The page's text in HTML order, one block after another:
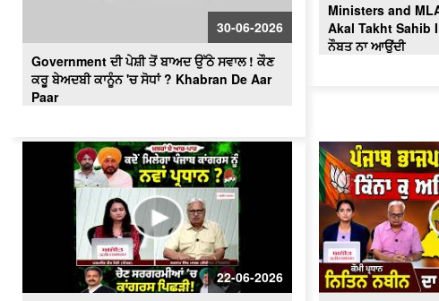
30-06-2026
Government ਦੀ ਪੇਸ਼ੀ ਤੋਂ ਬਾਅਦ ਉੱਠੇ ਸਵਾਲ ! ਕੌਣ
ਕਰੂ ਬੇਅਦਬੀ ਕਾਨੂੰਨ 'ਚ ਸੋਧਾਂ ? Khabran De Aar
Paar
Ministers and
Akal Takht Sahib I
ਨੌਬਤ ਨਾ ਆਉਂਦੀ
22-06-2026